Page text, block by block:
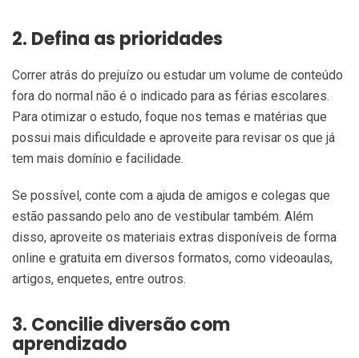
2. Defina as prioridades
Correr atrás do prejuízo ou estudar um volume de conteúdo
fora do normal não é o indicado para as férias escolares.
Para otimizar o estudo, foque nos temas e matérias que
possui mais dificuldade e aproveite para revisar os que já
tem mais domínio e facilidade.
Se possível, conte com a ajuda de amigos e colegas que
estão passando pelo ano de vestibular também. Além
disso, aproveite os materiais extras disponíveis de forma
online e gratuita em diversos formatos, como videoaulas,
artigos, enquetes, entre outros.
3. Concilie diversão com
aprendizado